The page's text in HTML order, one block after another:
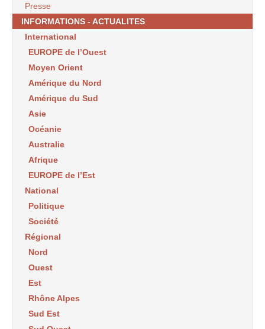
Presse
INFORMATIONS - ACTUALITES
International
EUROPE de l’Ouest
Moyen Orient
Amérique du Nord
Amérique du Sud
Asie
Océanie
Australie
Afrique
EUROPE de l’Est
National
Politique
Société
Régional
Nord
Ouest
Est
Rhône Alpes
Sud Est